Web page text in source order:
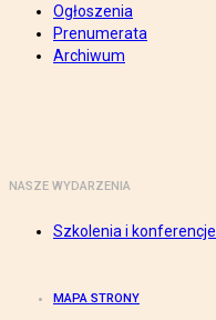
Ogłoszenia
Prenumerata
Archiwum
NASZE WYDARZENIA
Szkolenia i konferencje
MAPA STRONY